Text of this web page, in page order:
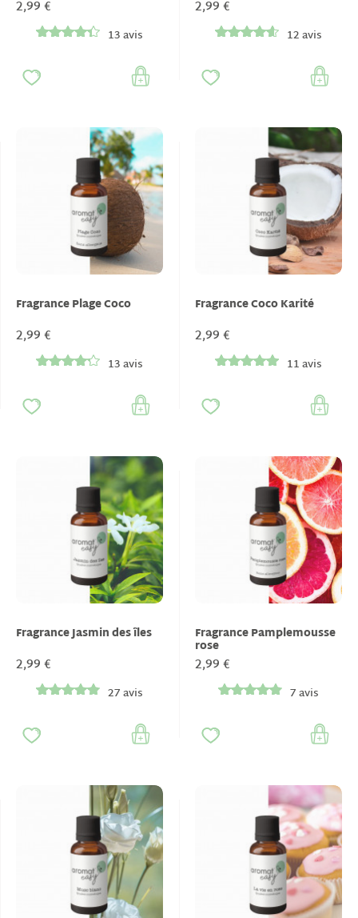
2,99 €
13 avis
2,99 €
12 avis
Fragrance Plage Coco
2,99 €
13 avis
Fragrance Coco Karité
2,99 €
11 avis
Fragrance Jasmin des îles
2,99 €
27 avis
Fragrance Pamplemousse
rose
2,99 €
7 avis